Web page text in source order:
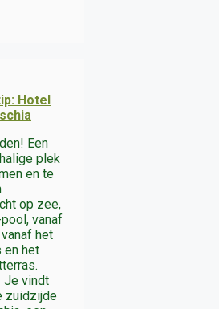
Hotel
Een
plek
en te
op zee,
vanaf
het
en het
Je vindt
zuidzijde